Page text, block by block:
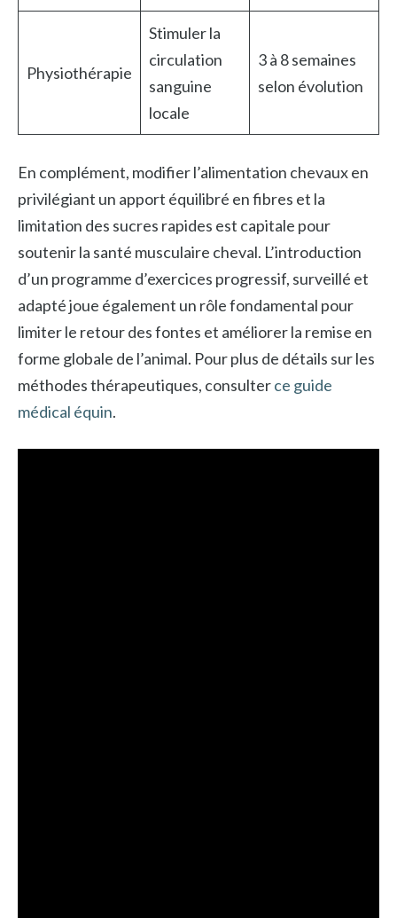
Physiothérapie
Stimuler la
circulation
sanguine
locale
3 à 8 semaines
selon évolution
En complément, modifier l’alimentation chevaux en
privilégiant un apport équilibré en fibres et la
limitation des sucres rapides est capitale pour
soutenir la santé musculaire cheval. L’introduction
d’un programme d’exercices progressif, surveillé et
adapté joue également un rôle fondamental pour
limiter le retour des fontes et améliorer la remise en
forme globale de l’animal. Pour plus de détails sur les
méthodes thérapeutiques, consulterce guide
médical équin.